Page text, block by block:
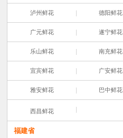
泸州鲜花 德阳鲜花
广元鲜花 遂宁鲜花
乐山鲜花 南充鲜花
宜宾鲜花 广安鲜花
雅安鲜花 巴中鲜花
西昌鲜花
福建省